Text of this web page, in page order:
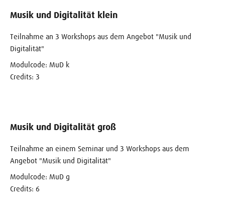
Musik und Digitalität klein
Teilnahme an 3 Workshops aus dem Angebot "Musik und
Digitalität"
Modulcode: MuD k
Credits: 3
Musik und Digitalität groß
Teilnahme an einem Seminar und 3 Workshops aus dem
Angebot "Musik und Digitalität"
Modulcode: MuD g
Credits: 6